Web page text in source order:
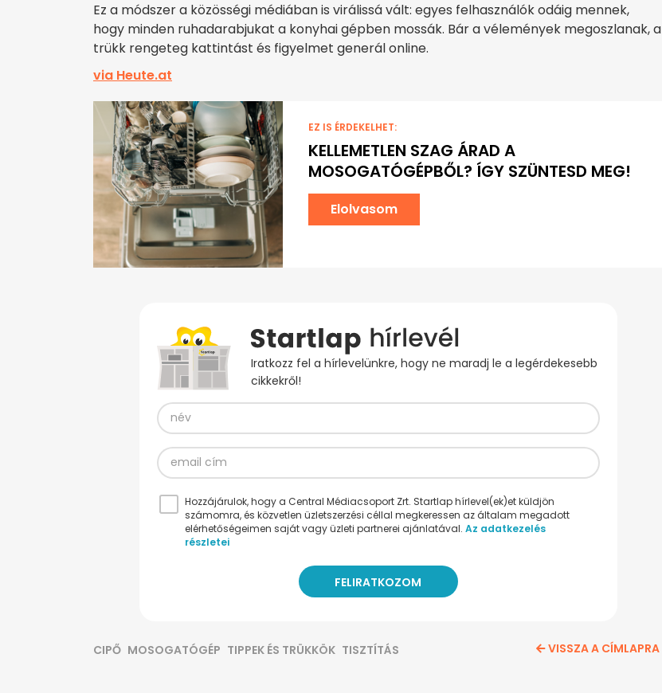
Ez a módszer a közösségi médiában is virálissá vált: egyes felhasználók odáig mennek,
hogy minden ruhadarabjukat a konyhai gépben mossák. Bár a vélemények megoszlanak, a
trükk rengeteg kattintást és figyelmet generál online.
via Heute.at
EZ IS ÉRDEKELHET:
KELLEMETLEN SZAG ÁRAD A
MOSOGATÓGÉPBŐL? ÍGY SZÜNTESD MEG!
Elolvasom
Iratkozz fel a hírlevelünkre, hogy ne maradj le a legérdekesebb
cikkekről!
Hozzájárulok, hogy a Central Médiacsoport Zrt. Startlap hírlevel(ek)et küldjön
számomra, és közvetlen üzletszerzési céllal megkeressen az általam megadott
elérhetőségeimen saját vagy üzleti partnerei ajánlatával. Az adatkezelés
részletei
CIPŐ MOSOGATÓGÉP TIPPEK ÉS TRÜKKÖK TISZTÍTÁS VISSZA A CÍMLAPRA